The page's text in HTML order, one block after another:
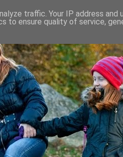
traffic. Your IP address and
to ensure quality of service,